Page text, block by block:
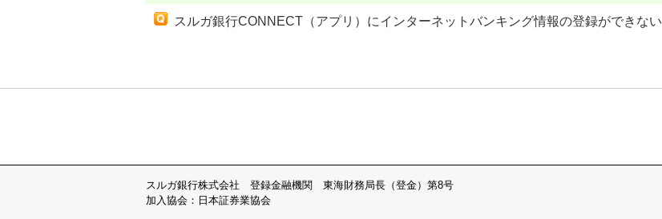
スルガ銀行CONNECT（アプリ）にインターネットバンキング情報の登録ができない
スルガ銀行株式会社 登録金融機関 東海財務局長（登金）第8号
加入協会：日本証券業協会